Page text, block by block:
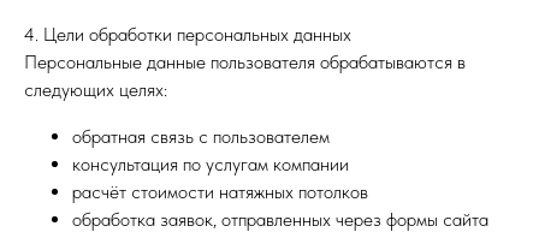
4. Цели обработки персональных данных
Персональные данные пользователя обрабатываются в
следующих целях:
обратная связь с пользователем
консультация по услугам компании
расчёт стоимости натяжных потолков
обработка заявок, отправленных через формы сайта